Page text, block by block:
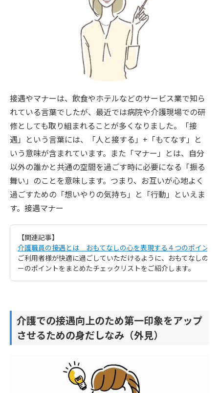
接遇やマナーは、飲食やホテルなどのサービス業で知ら
れている言葉でしたが、最近では病院や介護現場での研
修としても取り組まれることが多くなりました。「接
遇」という言葉には、「人と接する」+「もてなす」と
いう意味が含まれています。また「マナー」とは、自分
以外の誰かと共通の空間を過ごす時に必要になる「振る
舞い」のことを意味します。つまり、お互いが心地よく
過ごすための「想いやりの気持ち」と「行動」といえま
す。接遇マナー
【関連記事】
介護職員の接遇とは おもてなしの心を表現する４つのポイント
ご利用者様が快適に過ごしていただけるように、おもてなしの
ーのポイントをまとめたチェックリストをご紹介します。
介護での接遇向上のため第一印象をアップ
させるための身だしなみ（外見）